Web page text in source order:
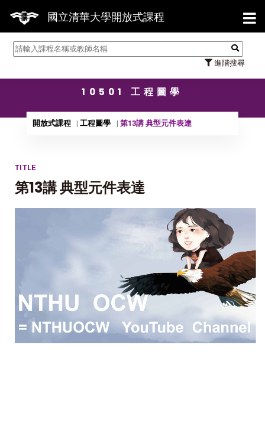
國立清華大學開放式課程
進階搜尋
【
10501 工程圖學
開放式課程 工程圖學 第13講 典型元件表達
TITLE
第13講 典型元件表達